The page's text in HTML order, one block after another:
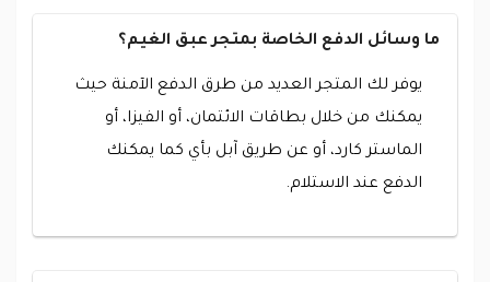
ما وسائل الدفع الخاصة بمتجر عبق الغيم؟
يوفر لك المتجر العديد من طرق الدفع الآمنة حيث
يمكنك من خلال بطاقات الائتمان، أو الفيزا، أو
الماستر كارد، أو عن طريق آبل بأي كما يمكنك
الدفع عند الاستلام.